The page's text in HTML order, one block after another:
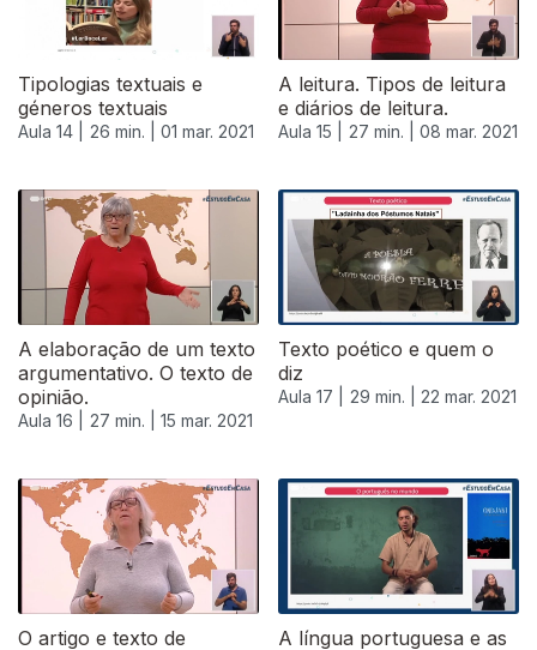
Tipologias textuais e
géneros textuais
Aula 14 | 26 min. | 01 mar. 2021
A leitura. Tipos de leitura
e diários de leitura.
Aula 15 | 27 min. | 08 mar. 2021
A elaboração de um texto
argumentativo. O texto de
opinião.
Aula 16 | 27 min. | 15 mar. 2021
Texto poético e quem o
diz
Aula 17 | 29 min. | 22 mar. 2021
O artigo e texto de A língua portuguesa e as